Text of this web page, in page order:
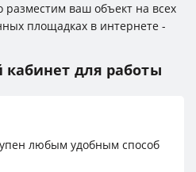
ваш объект на всех
площадках в интернете -
для работы
любым удобным способ